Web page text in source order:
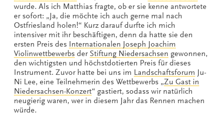
wurde. Als ich Matthias fragte, ob er sie kenne antwortete
er sofort: „Ja, die möchte ich auch gerne mal nach
Ostfriesland holen!“ Kurz darauf durfte ich mich
intensiver mit ihr beschäftigen, denn da hatte sie den
ersten Preis des Internationalen Joseph Joachim
Violinwettbewerbs der Stiftung Niedersachsen gewonnen,
den wichtigsten und höchstdotierten Preis für dieses
Instrument. Zuvor hatte bei uns im Landschaftsforum Ju-
Ni Lee, eine Teilnehmerin des Wettbewerbs „Zu Gast in
Niedersachsen-Konzert“ gastiert, sodass wir natürlich
neugierig waren, wer in diesem Jahr das Rennen machen
würde.